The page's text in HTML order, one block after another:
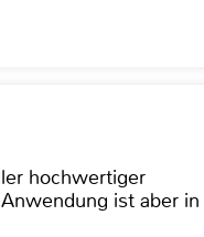
hochwertiger
ist aber in